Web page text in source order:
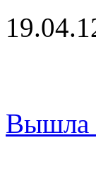
Вышла